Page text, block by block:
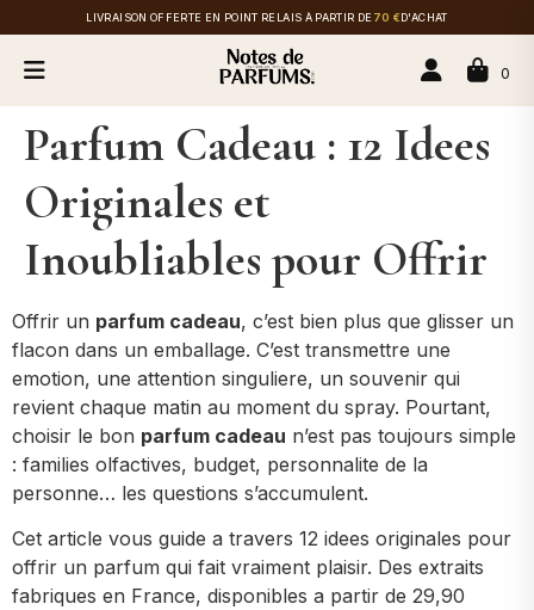
LIVRAISON OFFERTE EN POINT RELAIS À PARTIR DE 70 €D'ACHAT
0
Parfum Cadeau : 12 Idees
Originales et
Inoubliables pour Offrir
Offrir un parfum cadeau, c’est bien plus que glisser un
flacon dans un emballage. C’est transmettre une
emotion, une attention singuliere, un souvenir qui
revient chaque matin au moment du spray. Pourtant,
choisir le bon parfum cadeau n’est pas toujours simple
: families olfactives, budget, personnalite de la
personne… les questions s’accumulent.
Cet article vous guide a travers 12 idees originales pour
offrir un parfum qui fait vraiment plaisir. Des extraits
fabriques en France, disponibles a partir de 29,90